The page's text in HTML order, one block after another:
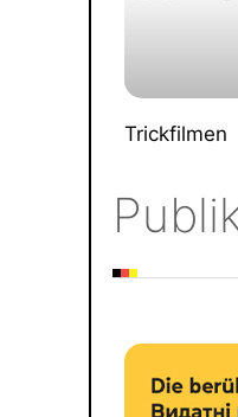
Trickfilmen